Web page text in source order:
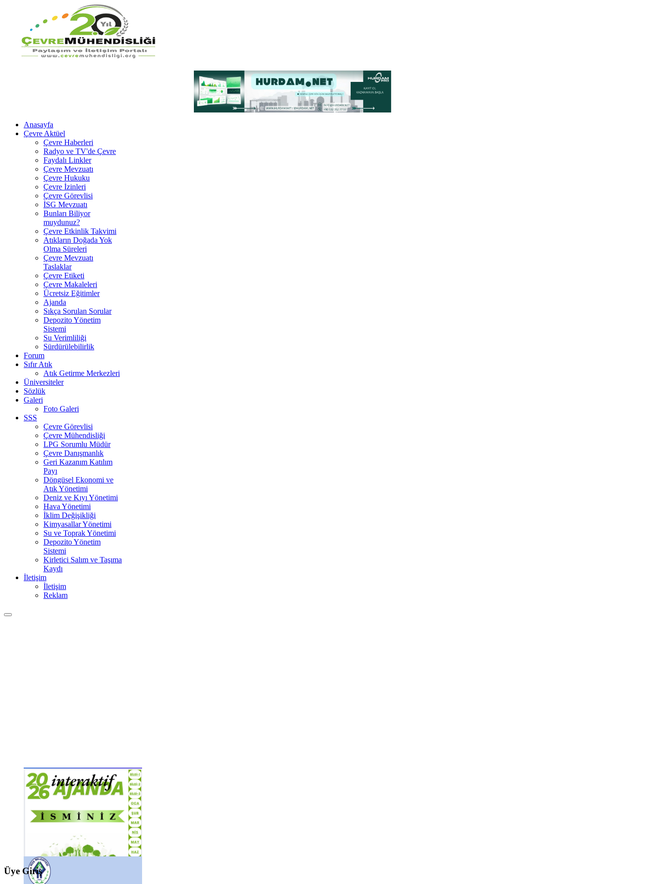
Anasayfa
Çevre Aktüel
Çevre Haberleri
Radyo ve TV'de Çevre
Faydalı Linkler
Çevre Mevzuatı
Çevre Hukuku
Çevre İzinleri
Çevre Görevlisi
İSG Mevzuatı
Bunları Biliyor
muydunuz?
Çevre Etkinlik Takvimi
Atıkların Doğada Yok
Olma Süreleri
Çevre Mevzuatı
Taslaklar
Çevre Etiketi
Çevre Makaleleri
Ücretsiz Eğitimler
Ajanda
Sıkça Sorulan Sorular
Depozito Yönetim
Sistemi
Su Verimliliği
Sürdürülebilirlik
Forum
Sıfır Atık
Atık Getirme Merkezleri
Üniversiteler
Sözlük
Galeri
Foto Galeri
SSS
Çevre Görevlisi
Çevre Mühendisliği
LPG Sorumlu Müdür
Çevre Danışmanlık
Geri Kazanım Katılım
Payı
Döngüsel Ekonomi ve
Atık Yönetimi
Deniz ve Kıyı Yönetimi
Hava Yönetimi
İklim Değişikliği
Kimyasallar Yönetimi
Su ve Toprak Yönetimi
Depozito Yönetim
Sistemi
Kirletici Salım ve Taşıma
Kaydı
İletişim
İletişim
Reklam
Üye Giriş